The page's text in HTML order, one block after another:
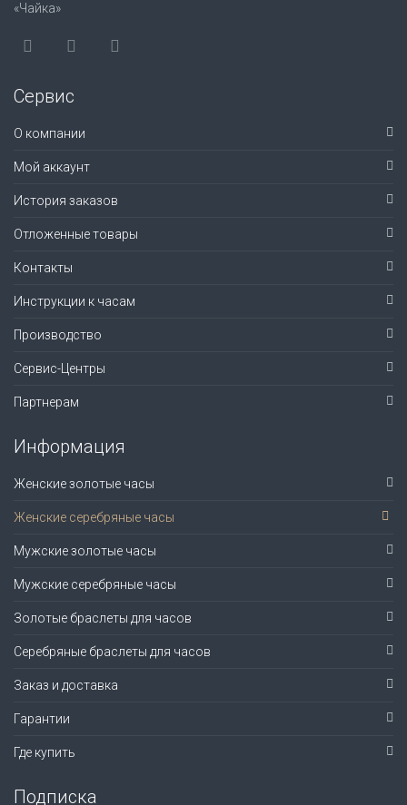
«Чайка»
Сервис
О компании
Мой аккаунт
История заказов
Отложенные товары
Контакты
Инструкции к часам
Производство
Сервис-Центры
Партнерам
Информация
Женские золотые часы
Женские серебряные часы
Мужские золотые часы
Мужские серебряные часы
Золотые браслеты для часов
Серебряные браслеты для часов
Заказ и доставка
Гарантии
Где купить
Подписка